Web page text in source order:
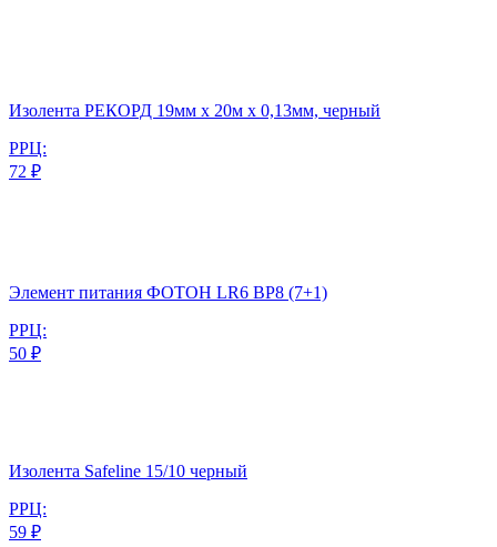
Изолента РЕКОРД 19мм х 20м х 0,13мм, черный
РРЦ:
72 ₽
Элемент питания ФОТОН LR6 BP8 (7+1)
РРЦ:
50 ₽
Изолента Safeline 15/10 черный
РРЦ:
59 ₽